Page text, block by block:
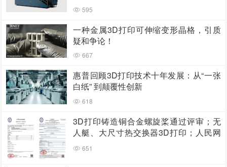
595
一种金属3D打印可伸缩变形晶格，引质
疑和争论！
667
惠普回顾3D打印技术十年发展：从“一张
白纸” 到颠覆性创新
618
3D打印铸造铜合金螺旋桨通过评审；无
人艇、大尺寸热交换器3D打印；人民网
报道两家3D打印企业
651